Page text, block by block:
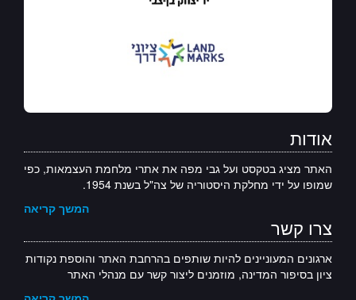
אודות
האתר מציג בטקסט ועל גבי מפה את אתרי מלחמת העצמאות, כפי
שמופו על ידי מחלקת היסטוריה של צה"ל בשנת 1954.
המשך קריאה
צרו קשר
ארגונים המעוניינים להיות שותפים בהרחבת האתר והוספת נקודות
ציון בסיפור המדינה, מוזמנים ליצור קשר עם מנהלי האתר